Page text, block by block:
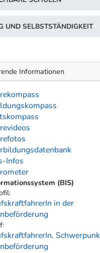
UND SELBSTSTÄNDIGKEIT
Informationen
Infos
(BIS)
in der